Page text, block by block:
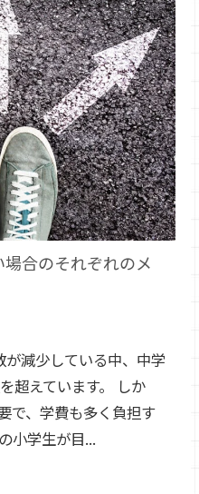
合のそれぞれのメ
減少している中、中学
超えています。 しか
で、学費も多く負担す
小学生が目...